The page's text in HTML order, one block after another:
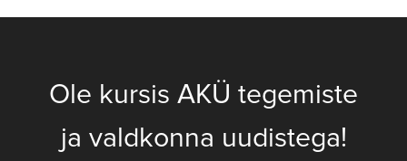
Ole kursis AKÜ tegemiste
ja valdkonna uudistega!